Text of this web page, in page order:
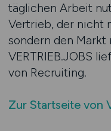
täglichen Arbeit
Vertrieb, der nicht
sondern den Markt
VERTRIEB.JOBS
von Recruiting.
Zur Startseite von